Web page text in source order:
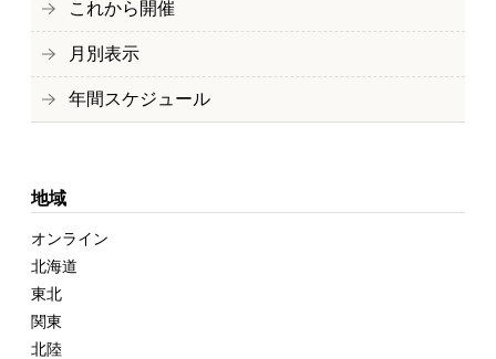
これから開催
月別表示
年間スケジュール
地域
オンライン
北海道
東北
関東
北陸